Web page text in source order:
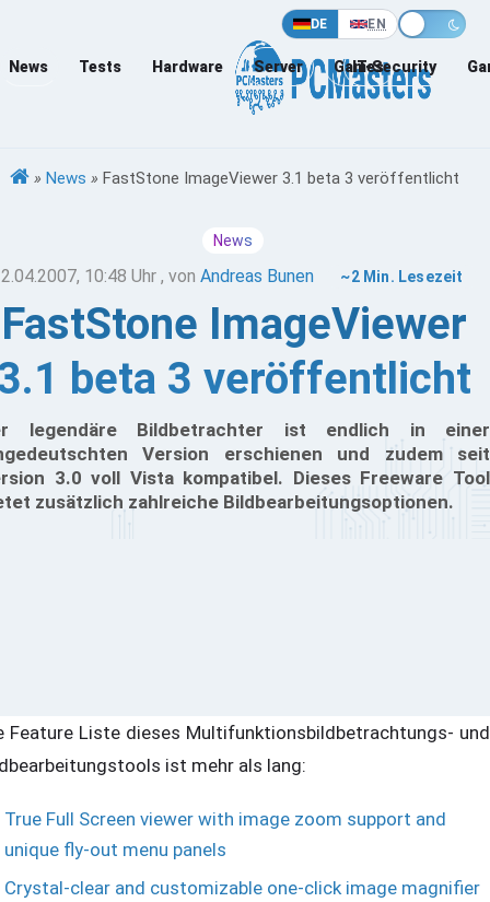
DE EN
News Tests Hardware Server Games
IT-Security
» News » FastStone ImageViewer 3.1 beta 3 veröffentlicht
News
10:48 Uhr , vonAndreas Bunen ~2 Min. Lesezeit
FastStone ImageViewer
beta 3 veröffentlicht
legendäre Bildbetrachter ist endlich in einer
Version erschienen und zudem seit
3.0 voll Vista kompatibel. Dieses Freeware Tool
zusätzlich zahlreiche Bildbearbeitungsoptionen.
Feature Liste dieses Multifunktionsbildbetrachtungs- und
ist mehr als lang:
True Full Screen viewer with image zoom support and
unique fly-out menu panels
Crystal-clear and customizable one-click image magnifier